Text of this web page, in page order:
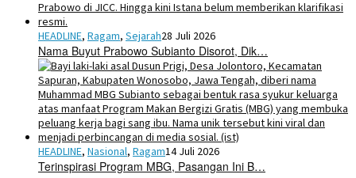
HEADLINE, Ragam, Sejarah28 Juli 2026
Nama Buyut Prabowo Subianto Disorot, Dik…
HEADLINE, Nasional, Ragam14 Juli 2026
Terinspirasi Program MBG, Pasangan Ini B…